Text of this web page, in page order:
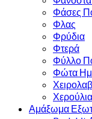
Φάσες
Φλας
Φρύδια
Φτερά
Φύλλο
Φώτα
Αμάξωμα